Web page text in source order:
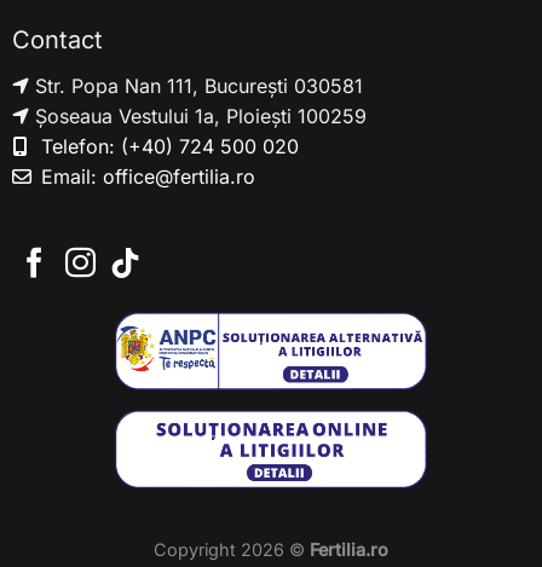
Contact
Str. Popa Nan 111, București 030581
Șoseaua Vestului 1a, Ploiești 100259
Telefon: (+40) 724 500 020
Email: office@fertilia.ro
Copyright 2026 © Fertilia.ro